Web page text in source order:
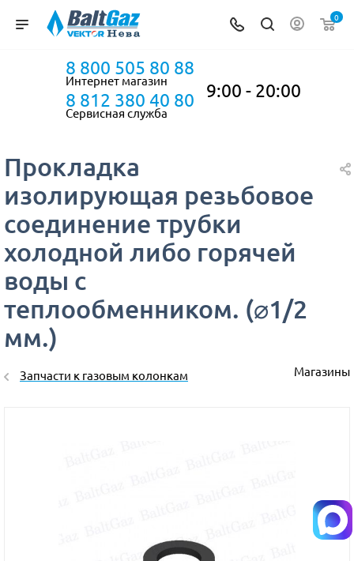
0
8 800 505 80 88
Интернет магазин
8 812 380 40 80
Сервисная служба
9:00 - 20:00
Прокладка
изолирующая резьбовое
соединение трубки
холодной либо горячей
воды с
теплообменником. (⌀1/2
мм.)
Запчасти к газовым колонкам Магазины